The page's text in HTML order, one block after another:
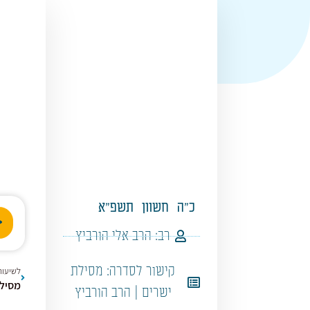
כ"ה חשוון
תשפ"א
רב: הרב אלי הורביץ
קישור לסדרה: מסילת
ישרים | הרב הורביץ
נגן